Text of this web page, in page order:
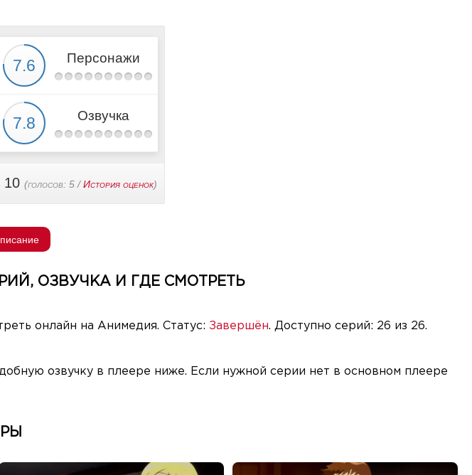
Персонажи
Озвучка
10 (голосов: 5/История оценок)
ОЗВУЧКА И ГДЕ СМОТРЕТЬ
онлайн на Анимедия. Статус: Завершён. Доступно серий: 26 из 26.
озвучку в плеере ниже. Если нужной серии нет в основном плеере